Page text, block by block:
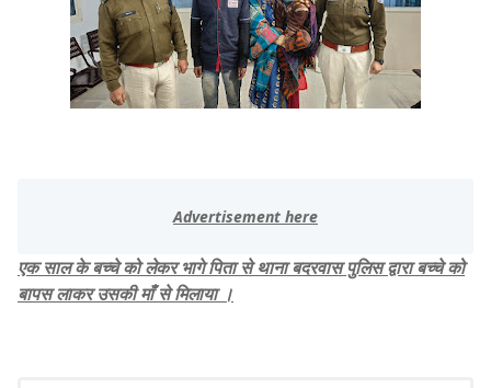
एक साल के बच्चे को लेकर भागे पिता से थाना बदरवास पुलिस द्वारा बच्चे को
बापस लाकर उसकी माँ से मिलाया ।